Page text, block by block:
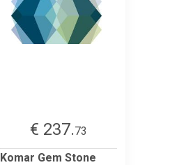
€ 237.73
Komar Gem Stone